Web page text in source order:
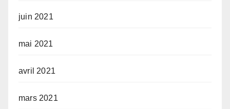
juin 2021
mai 2021
avril 2021
mars 2021